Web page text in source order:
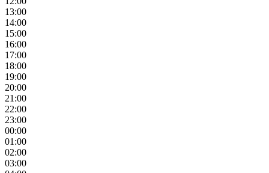
13:00
14:00
15:00
16:00
17:00
18:00
19:00
20:00
21:00
22:00
23:00
00:00
01:00
02:00
03:00